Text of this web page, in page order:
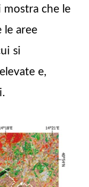
mostra che le
le aree
si
e,